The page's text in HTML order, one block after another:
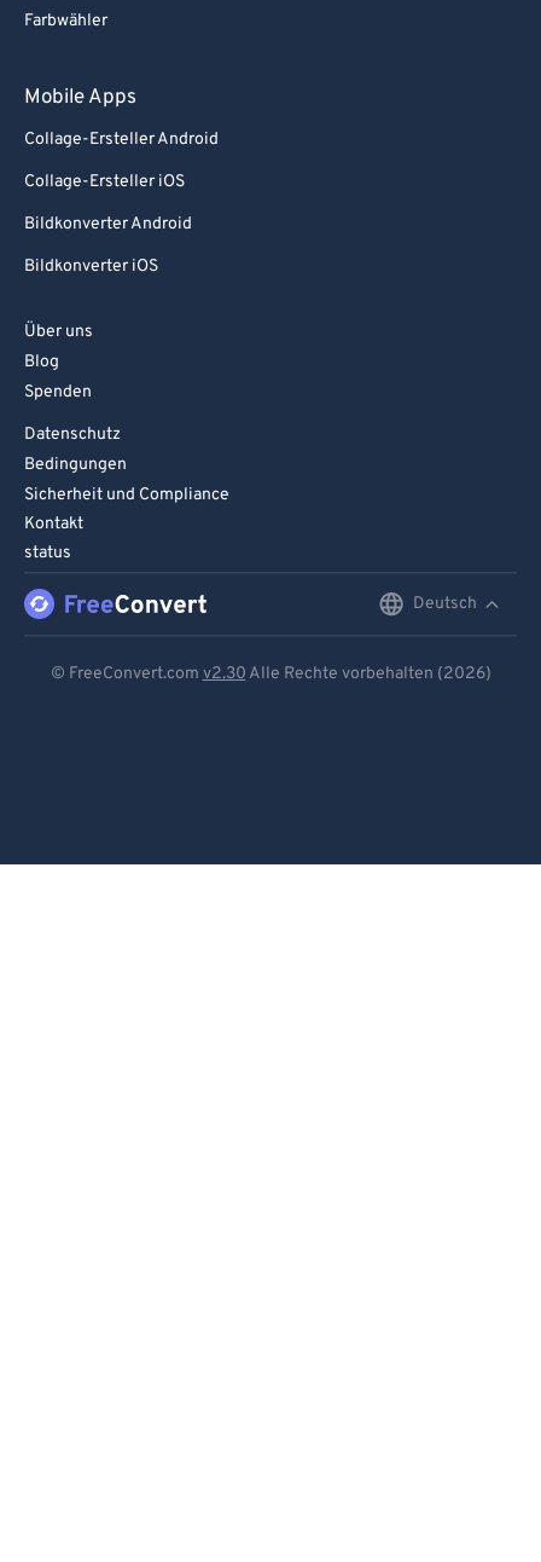
Farbwähler
Mobile Apps
Collage-Ersteller Android
Collage-Ersteller iOS
Bildkonverter Android
Bildkonverter iOS
Über uns
Blog
Spenden
Datenschutz
Bedingungen
Sicherheit und Compliance
Kontakt
status
Deutsch
© FreeConvert.com v2.30 Alle Rechte vorbehalten (2026)